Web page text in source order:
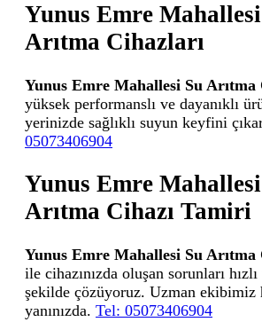
Yunus Emre
Arıtma Cihazları
Yunus Emre Mahallesi Su Arıtma
yüksek performanslı ve dayanıklı
yerinizde sağlıklı suyun keyfini
05073406904
Yunus Emre
Arıtma Cihazı Tamiri
Yunus Emre Mahallesi Su Arıtma
ile cihazınızda oluşan sorunları
şekilde çözüyoruz. Uzman ekibimiz
yanınızda. Tel: 05073406904